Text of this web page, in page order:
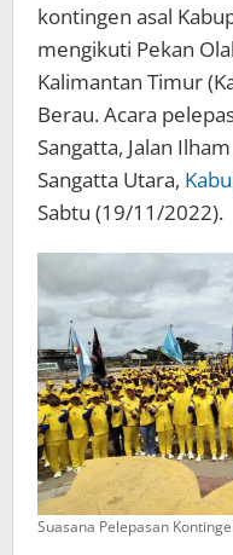
kontingen asal
mengikuti Pekan
Kalimantan Timur
Berau. Acara
Sangatta, Jalan
Sangatta Utara,
Sabtu (19/11/2022).
Suasana Pelepasan